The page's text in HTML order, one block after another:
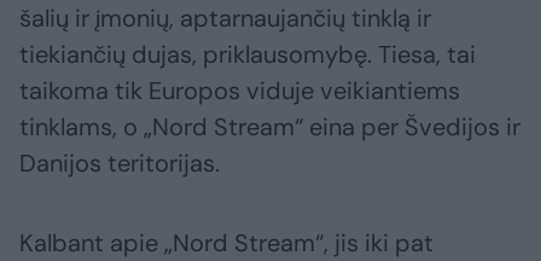
šalių ir įmonių, aptarnaujančių tinklą ir
tiekiančių dujas, priklausomybę. Tiesa, tai
taikoma tik Europos viduje veikiantiems
tinklams, o „Nord Stream“ eina per Švedijos ir
Danijos teritorijas.
Kalbant apie „Nord Stream“, jis iki pat